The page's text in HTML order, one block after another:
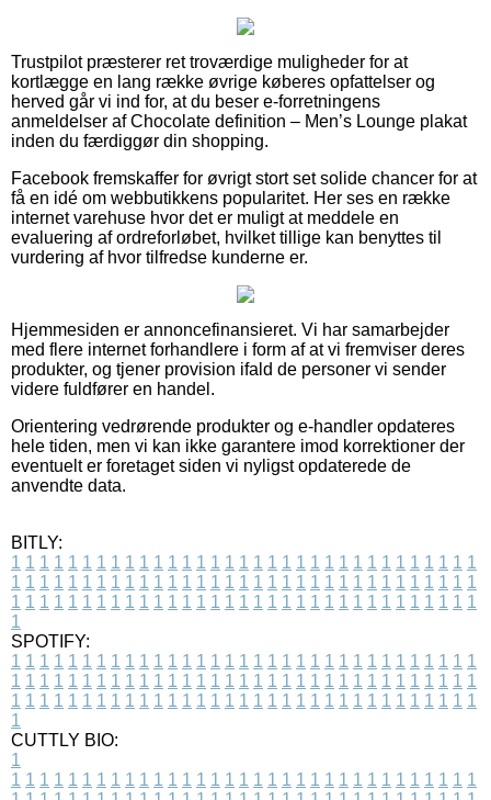
Trustpilot præsterer ret troværdige muligheder for at
kortlægge en lang række øvrige køberes opfattelser og
herved går vi ind for, at du beser e-forretningens
anmeldelser af Chocolate definition – Men’s Lounge plakat
inden du færdiggør din shopping.
Facebook fremskaffer for øvrigt stort set solide chancer for at
få en idé om webbutikkens popularitet. Her ses en række
internet varehuse hvor det er muligt at meddele en
evaluering af ordreforløbet, hvilket tillige kan benyttes til
vurdering af hvor tilfredse kunderne er.
Hjemmesiden er annoncefinansieret. Vi har samarbejder
med flere internet forhandlere i form af at vi fremviser deres
produkter, og tjener provision ifald de personer vi sender
videre fuldfører en handel.
Orientering vedrørende produkter og e-handler opdateres
hele tiden, men vi kan ikke garantere imod korrektioner der
eventuelt er foretaget siden vi nyligst opdaterede de
anvendte data.
BITLY:
1 1 1 1 1 1 1 1 1 1 1 1 1 1 1 1 1 1 1 1 1 1 1 1 1 1 1 1 1 1 1 1 1
1 1 1 1 1 1 1 1 1 1 1 1 1 1 1 1 1 1 1 1 1 1 1 1 1 1 1 1 1 1 1 1 1
1 1 1 1 1 1 1 1 1 1 1 1 1 1 1 1 1 1 1 1 1 1 1 1 1 1 1 1 1 1 1 1 1
1
SPOTIFY:
1 1 1 1 1 1 1 1 1 1 1 1 1 1 1 1 1 1 1 1 1 1 1 1 1 1 1 1 1 1 1 1 1
1 1 1 1 1 1 1 1 1 1 1 1 1 1 1 1 1 1 1 1 1 1 1 1 1 1 1 1 1 1 1 1 1
1 1 1 1 1 1 1 1 1 1 1 1 1 1 1 1 1 1 1 1 1 1 1 1 1 1 1 1 1 1 1 1 1
1
CUTTLY BIO:
1
1 1 1 1 1 1 1 1 1 1 1 1 1 1 1 1 1 1 1 1 1 1 1 1 1 1 1 1 1 1 1 1 1